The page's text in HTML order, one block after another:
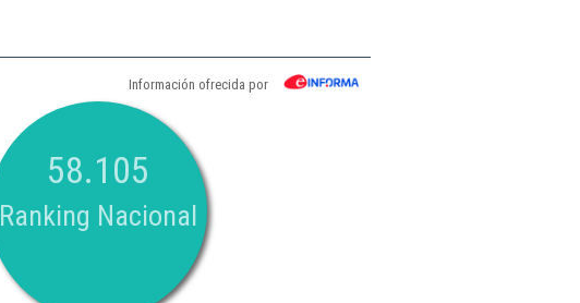
Información ofrecida por
58.105
Ranking Nacional